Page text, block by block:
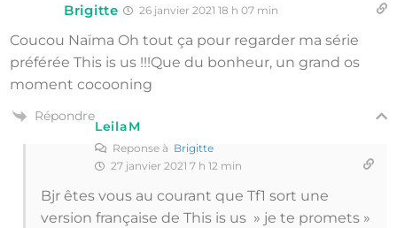
Brigitte 26 janvier 2021 18 h 07 min
Coucou Naïma Oh tout ça pour regarder ma série
préférée This is us !!!Que du bonheur, un grand os
moment cocooning
Répondre
LeilaM
Reponse à Brigitte
27 janvier 2021 7 h 12 min
Bjr êtes vous au courant que Tf1 sort une
version française de This is us » je te promets »